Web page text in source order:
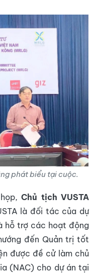
phát biểu tại cuộc.
họp,Chủ tịch VUSTA
là đối tác của dự
hỗ trợ các hoạt động
đến Quản trị tốt
được đề cử làm chủ
(NAC) cho dự án tại